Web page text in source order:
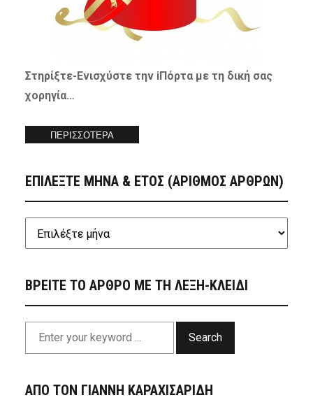
Στηρίξτε- Ενισχύστετην iΠόρτα με τη δική σας
χορηγία…
ΠΕΡΙΣΣΟΤΕΡΑ
ΕΠΙΛΕΞΤΕ ΜΗΝΑ & ΕΤΟΣ (ΑΡΙΘΜΟΣ ΑΡΘΡΩΝ)
ΒΡΕΙΤΕ ΤΟ ΑΡΘΡΟ ΜΕ ΤΗ ΛΕΞΗ-ΚΛΕΙΔΙ
Search
ΑΠΟ ΤΟΝ ΓΙΑΝΝΗ ΚΑΡΑΧΙΣΑΡΙΔΗ